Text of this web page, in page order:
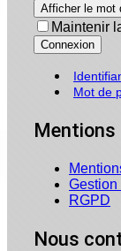
Afficher le mot
Maintenir
Connexion
Mot de
Mentions
Gestion
RGPD
Nous